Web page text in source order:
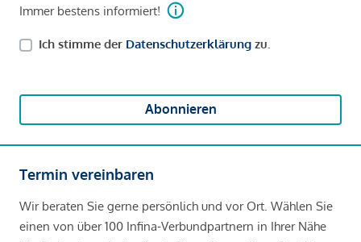
Immer bestens informiert!
Ich stimme der Datenschutzerklärung zu.
Abonnieren
Termin vereinbaren
Wir beraten Sie gerne persönlich und vor Ort. Wählen Sie
einen von über 100 Infina-Verbundpartnern in Ihrer Nähe